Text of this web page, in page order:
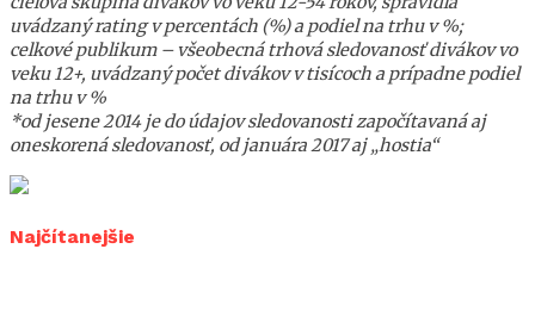
uvádzaný rating v percentách (%) a podiel na trhu v %;
celkové publikum – všeobecná trhová sledovanosť divákov vo
veku 12+, uvádzaný počet divákov v tisícoch a prípadne podiel
na trhu v %
*od jesene 2014 je do údajov sledovanosti započítavaná aj
oneskorená sledovanosť, od januára 2017 aj „hostia“
Najčítanejšie